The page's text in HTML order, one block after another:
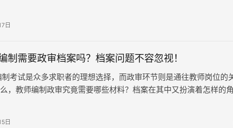
务员、考研、评职称、入职国企等关键时刻，因为档案的问题而受
日
制需要政审档案吗？档案问题不容忽视！
考试是众多求职者的理想选择，而政审环节则是通往教师岗位的
，教师编制政审究竟需要哪些材料？档案在其中又扮演着怎样的
日